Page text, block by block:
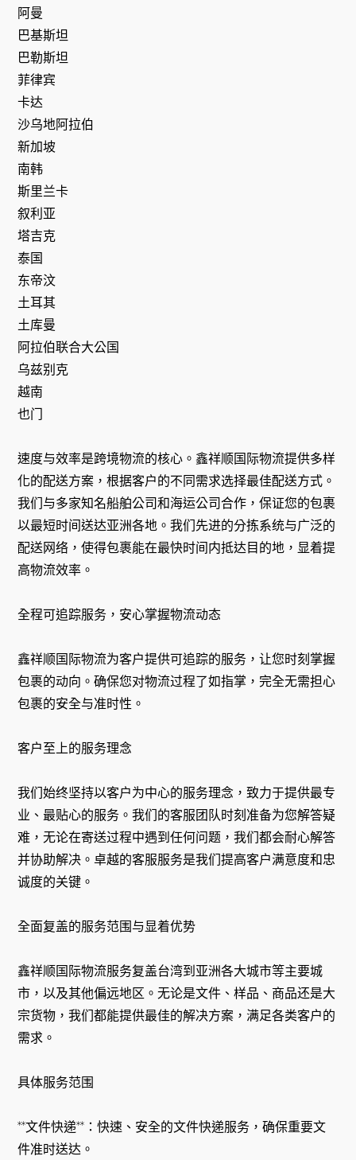
阿曼
巴基斯坦
巴勒斯坦
菲律宾
卡达
沙乌地阿拉伯
新加坡
南韩
斯里兰卡
叙利亚
塔吉克
泰国
东帝汶
土耳其
土库曼
阿拉伯联合大公国
乌兹别克
越南
也门
速度与效率是跨境物流的核心。鑫祥顺国际物流提供多样
化的配送方案，根据客户的不同需求选择最佳配送方式。
我们与多家知名船舶公司和海运公司合作，保证您的包裹
以最短时间送达亚洲各地。我们先进的分拣系统与广泛的
配送网络，使得包裹能在最快时间内抵达目的地，显着提
高物流效率。
全程可追踪服务，安心掌握物流动态
鑫祥顺国际物流为客户提供可追踪的服务，让您时刻掌握
包裹的动向。确保您对物流过程了如指掌，完全无需担心
包裹的安全与准时性。
客户至上的服务理念
我们始终坚持以客户为中心的服务理念，致力于提供最专
业、最贴心的服务。我们的客服团队时刻准备为您解答疑
难，无论在寄送过程中遇到任何问题，我们都会耐心解答
并协助解决。卓越的客服服务是我们提高客户满意度和忠
诚度的关键。
全面复盖的服务范围与显着优势
鑫祥顺国际物流服务复盖台湾到亚洲各大城市等主要城
市，以及其他偏远地区。无论是文件、样品、商品还是大
宗货物，我们都能提供最佳的解决方案，满足各类客户的
需求。
具体服务范围
**文件快递**：快速、安全的文件快递服务，确保重要文
件准时送达。